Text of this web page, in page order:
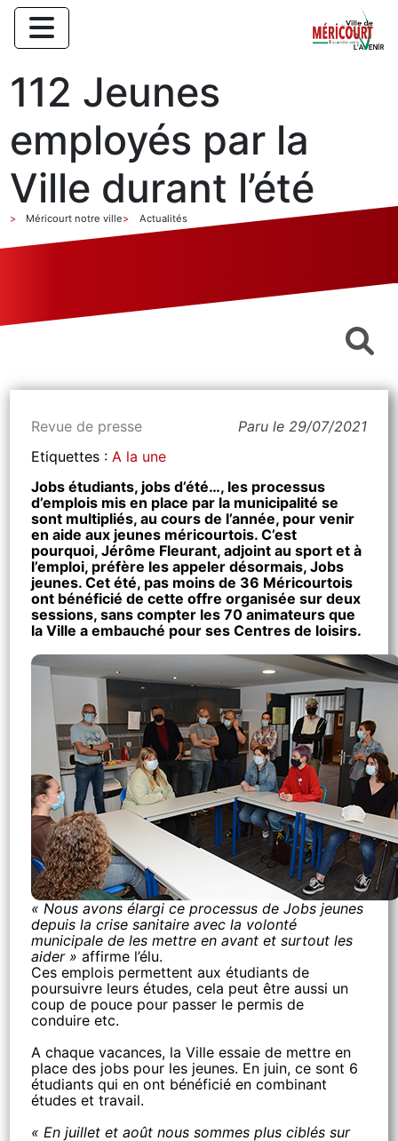
112 Jeunes
employés par la
Ville durant l’été
Méricourt notre ville Actualités
Revue de presse
Etiquettes :A la une
Paru le 29/07/2021
Jobs étudiants, jobs d’été…, les processus
d’emplois mis en place par la municipalité se
sont multipliés, au cours de l’année, pour venir
en aide aux jeunes méricourtois. C’est
pourquoi, Jérôme Fleurant, adjoint au sport et à
l’emploi, préfère les appeler désormais, Jobs
jeunes. Cet été, pas moins de 36 Méricourtois
ont bénéficié de cette offre organisée sur deux
sessions, sans compter les 70 animateurs que
la Ville a embauché pour ses Centres de loisirs.
« Nous avons élargi ce processus de Jobs jeunes
depuis la crise sanitaire avec la volonté
municipale de les mettre en avant et surtout les
aider »affirme l’élu.
Ces emplois permettent aux étudiants de
poursuivre leurs études, cela peut être aussi un
coup de pouce pour passer le permis de
conduire etc.
A chaque vacances, la Ville essaie de mettre en
place des jobs pour les jeunes. En juin, ce sont 6
étudiants qui en ont bénéficié en combinant
études et travail.
« En juillet et août nous sommes plus ciblés sur